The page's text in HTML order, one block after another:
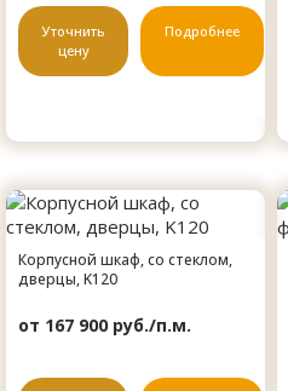
Уточнить
цену
Подробнее
Корпусной шкаф, со стеклом,
дверцы, K120
от 167 900 руб./п.м.